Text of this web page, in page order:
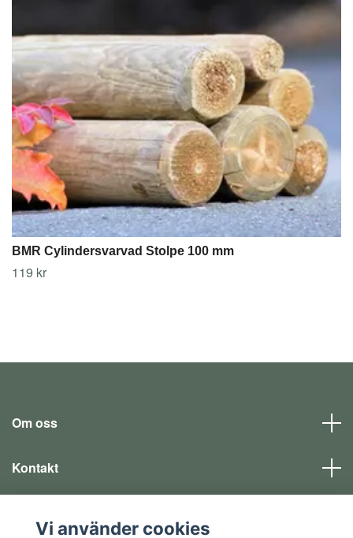
BMR Cylindersvarvad Stolpe 100 mm
119 kr
Om oss
Kontakt
Vi använder cookies